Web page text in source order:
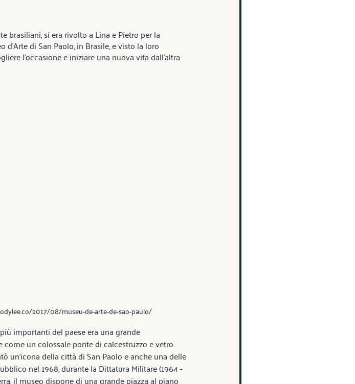
brasiliani, si era rivolto a Lina e Pietro per la
di San Paolo, in Brasile, e visto la loro
l’occasione e iniziare una nuova vita dall’altra
2017/08/museu-de-arte-de-sao-paulo/
importanti del paese era una grande
come un colossale ponte di calcestruzzo e vetro
un’icona della città di San Paolo e anche una delle
nel 1968, durante la Dittatura Militare (1964 -
il museo dispone di una grande piazza al piano